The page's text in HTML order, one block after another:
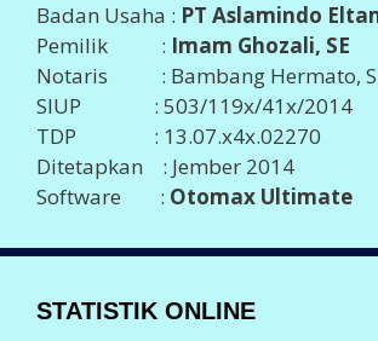
Badan Usaha : PT Aslamindo
Pemilik : Imam Ghozali, SE
Notaris : Bambang Hermato,
SIUP : 503/119x/41x/2014
TDP : 13.07.x4x.02270
Ditetapkan : Jember 2014
Software : Otomax Ultimate
STATISTIK ONLINE